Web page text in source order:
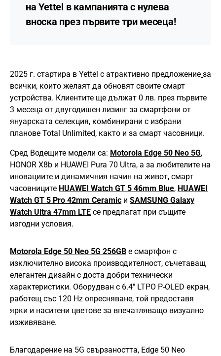
на Yettel в кампанията с нулева
вноска през първите три месеца!
2025 г. стартира в Yettel с атрактивно предложение за
всички, които желаят да обновят своите смарт
устройства. Клиентите ще дължат 0 лв. през първите
3 месеца от двугодишен лизинг за смартфони от
януарската селекция, комбинирани с избрани
планове Total Unlimited, както и за смарт часовници.
Сред Водещите модели са: Motorola Edge 50 Neo 5G,
HONOR X8b и HUAWEI Pura 70 Ultra, а за любителите на
иновациите и динамичния начин на живот, смарт
часовниците HUAWEI Watch GT 5 46mm Blue, HUAWEI
Watch GT 5 Pro 42mm Ceramic и SAMSUNG Galaxy
Watch Ultra 47mm LTE се предлагат при същите
изгодни условия.
Motorola Edge 50 Neo 5G 256GB е смартфон с
изключително висока производителност, съчетаващ
елегантен дизайн с доста добри технически
характеристики. Оборудван с 6.4″ LTPO P-OLED екран,
работещ със 120 Hz опресняване, той предоставя
ярки и наситени цветове за впечатляващо визуално
изживяване.
Благодарение на 5G свързаността, Edge 50 Neo